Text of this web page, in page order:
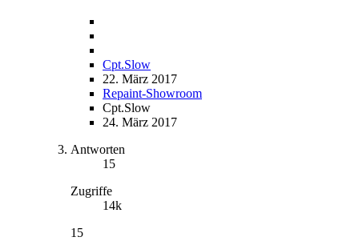
Cpt.Slow
22. März 2017
Repaint-Showroom
Cpt.Slow
24. März 2017
Antworten
15
Zugriffe
14k
15